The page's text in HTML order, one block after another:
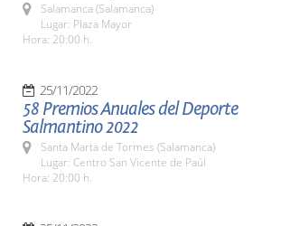
Salamanca (Salamanca)
Lugar: Plaza Mayor
Hora: 20:00 h.
25/11/2022
58 Premios Anuales del Deporte
Salmantino 2022
Santa Marta de Tormes (Salamanca)
Lugar: Centro San Vicente de Paúl
Hora: 20:00 h.